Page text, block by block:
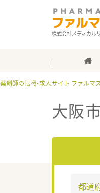
株式会社メディカル
薬剤師の転職・求人サイト ファルマ
大阪
都道